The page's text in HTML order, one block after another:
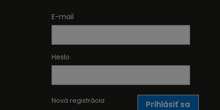
E-mail
Heslo
Prihlásiť sa
Nová registrácia